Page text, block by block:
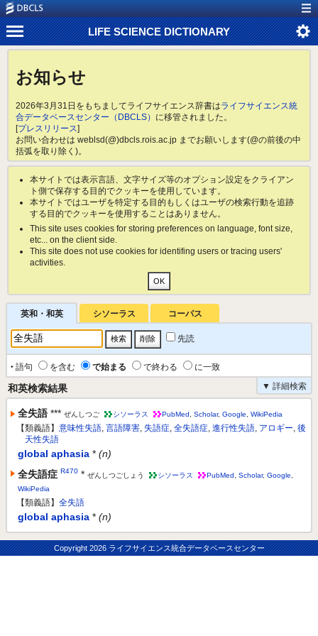
LIFE SCIENCE DICTIONARY
お知らせ
2026年3月31日をもちましてライフサイエンス辞書はライフサイエンス統
合データベースセンター（DBCLS） に移管されました。
[プレスリリース]
お問い合わせは weblsd(@)dbcls.rois.ac.jp までお願いします(@の前後の中
括弧を取り除く)。
本サイトでは表示言語、文字サイズ等のオプション設定をクライアン
ト側で保存する目的でクッキーを使用しています。
本サイトではユーザを特定する目的もしくはユーザの検索行動を追跡
する目的でクッキーを使用することはありません。
This site uses cookies for storing preferences on language, font size,
etc... on the client side.
This site does not use cookies for identifing users or tracing users'
activities.
英和・和英 シソーラス コーパス
先読
‣ 語句 を含む で始まる で終わる
に一致
▼ 詳細検索
和英検索結果
全失語 *** ぜんしつご シソーラス PubMed Scholar, Google WikiPedia
【類義語】 意味性失語, 言語障害, 失語症, 全失語症, 進行性失語, アロギー, 後
天性失語
global aphasia * (n)
全失語症 R470 * ぜんしつごしょう シソーラス PubMed Scholar, Google
WikiPedia
【類義語】 全失語
global aphasia * (n)
Copyright2026 ライフサイエンス統合データベースセンター